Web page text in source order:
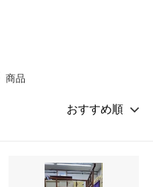
商品